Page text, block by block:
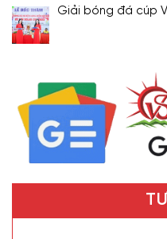
Giải bóng đá cúp